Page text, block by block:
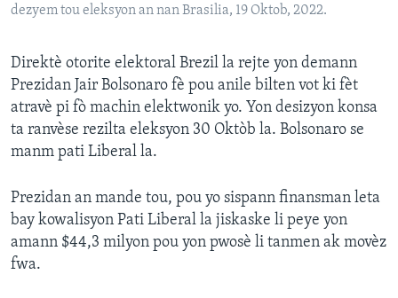
dezyem tou eleksyon an nan Brasilia, 19 Oktob, 2022.
Direktè otorite elektoral Brezil la rejte yon demann
Prezidan Jair Bolsonaro fè pou anile bilten vot ki fèt
atravè pi fò machin elektwonik yo. Yon desizyon konsa
ta ranvèse rezilta eleksyon 30 Oktòb la. Bolsonaro se
manm pati Liberal la.
Prezidan an mande tou, pou yo sispann finansman leta
bay kowalisyon Pati Liberal la jiskaske li peye yon
amann $44,3 milyon pou yon pwosè li tanmen ak movèz
fwa.